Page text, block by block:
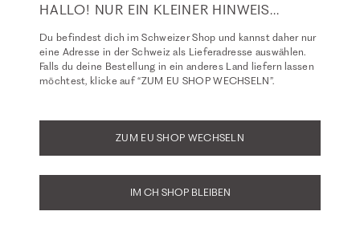
Kostenloser Rückversand innerhalb 14 Tage
EMPFEHLUNGEN FÜR DICH
HALLO! NUR EIN KLEINER HINWEIS...
Du befindest dich im Schweizer Shop und kannst daher nur
eine Adresse in der Schweiz als Lieferadresse auswählen.
Falls du deine Bestellung in ein anderes Land liefern lassen
möchtest, klicke auf “ZUM EU SHOP WECHSELN”.
ZUM EU SHOP WECHSELN
IM CH SHOP BLEIBEN